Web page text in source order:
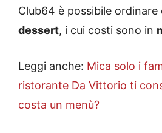
Club64 è possibile
dessert, i cui costi sono in
Leggi anche: Mica solo i
ristorante Da Vittorio ti
costa un menù?